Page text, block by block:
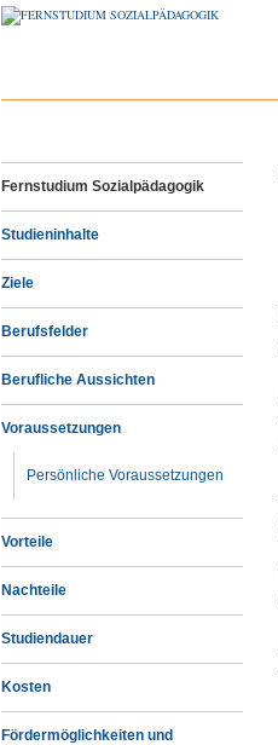
Fernstudium Sozialpädagogik
Studieninhalte
Ziele
Berufsfelder
Berufliche Aussichten
Voraussetzungen
Persönliche Voraussetzungen
Vorteile
Nachteile
Studiendauer
Kosten
Fördermöglichkeiten und